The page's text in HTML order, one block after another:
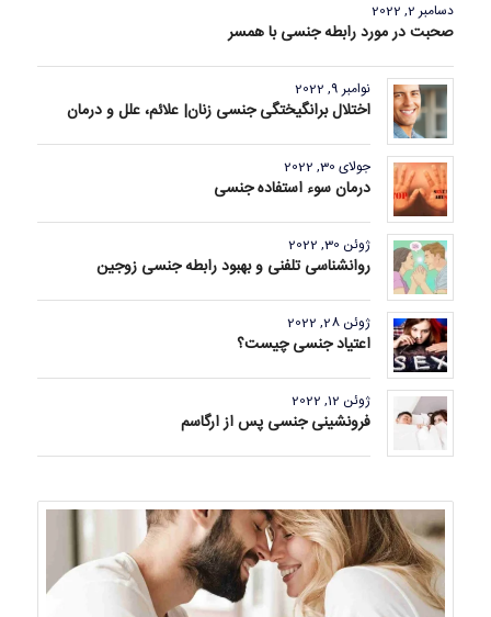
دسامبر 2, 2022
صحبت در مورد رابطه جنسی با همسر
نوامبر 9, 2022
اختلال برانگیختگی جنسی زنان| علائم، علل و درمان
جولای 30, 2022
درمان سوء استفاده جنسی
ژوئن 30, 2022
روانشناسی تلفنی و بهبود رابطه جنسی زوجین
ژوئن 28, 2022
اعتیاد جنسی چیست؟
ژوئن 12, 2022
فرونشینی جنسی پس از ارگاسم